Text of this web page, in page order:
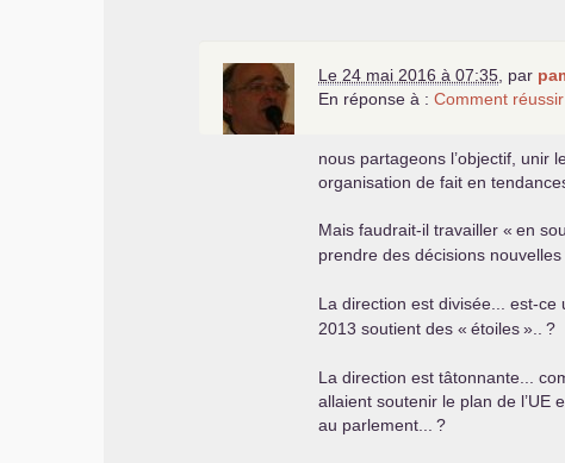
Le 24 mai 2016 à 07:35 par
En réponse à : Comment
nous partageons l’objectif, unir
organisation de fait en
Mais faudrait-il travailler « en
prendre des décisions nouvelles
La direction est divisée... est-
2013 soutient des « étoiles».. ?
La direction est tâtonnante...
allaient soutenir le plan de l’UE
au parlement...
?